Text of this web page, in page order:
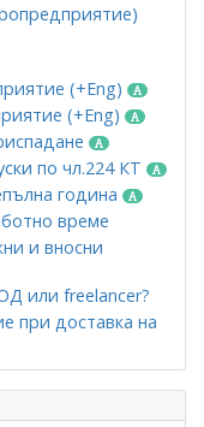
(+Eng)
(+Eng)
по чл.224 КТ
година
време
и вносни
или freelancer?
при доставка на